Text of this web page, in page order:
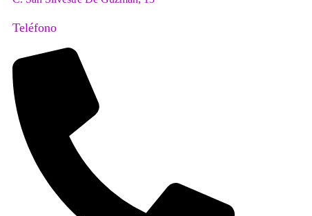
Teléfono